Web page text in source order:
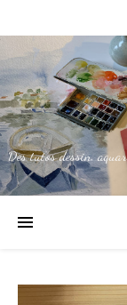
Des tutos dessin,